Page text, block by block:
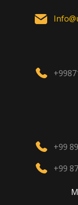
+99
+99